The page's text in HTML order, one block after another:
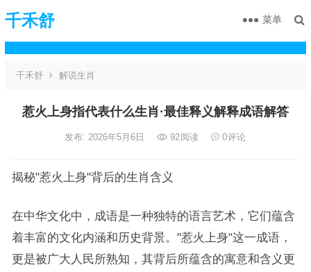
千禾舒 菜单
千禾舒 解说生肖
惹火上身指代表什么生肖·最佳释义解释成语解答
发布: 2026年5月6日 92阅读 0评论
揭秘"惹火上身"背后的生肖含义
在中华文化中，成语是一种独特的语言艺术，它们蕴含
着丰富的文化内涵和历史背景。"惹火上身"这一成语，
更是被广大人民所熟知，其背后所蕴含的寓意和含义更